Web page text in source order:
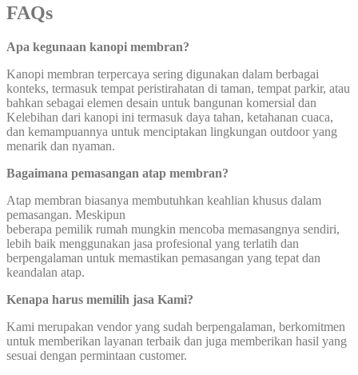
FAQs
Apa kegunaan kanopi membran?
Kanopi membran terpercaya sering digunakan dalam berbagai
konteks, termasuk tempat peristirahatan di taman, tempat parkir, atau
bahkan sebagai elemen desain untuk bangunan komersial dan
Kelebihan dari kanopi ini termasuk daya tahan, ketahanan cuaca,
dan kemampuannya untuk menciptakan lingkungan outdoor yang
menarik dan nyaman.
Bagaimana pemasangan atap membran?
Atap membran biasanya membutuhkan keahlian khusus dalam
pemasangan. Meskipun
beberapa pemilik rumah mungkin mencoba memasangnya sendiri,
lebih baik menggunakan jasa profesional yang terlatih dan
berpengalaman untuk memastikan pemasangan yang tepat dan
keandalan atap.
Kenapa harus memilih jasa Kami?
Kami merupakan vendor yang sudah berpengalaman, berkomitmen
untuk memberikan layanan terbaik dan juga memberikan hasil yang
sesuai dengan permintaan customer.